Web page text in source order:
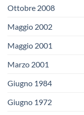
Ottobre 2008
Maggio 2002
Maggio 2001
Marzo 2001
Giugno 1984
Giugno 1972